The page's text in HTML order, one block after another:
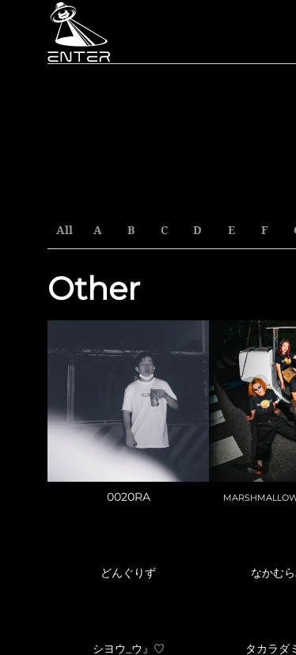
All A B C D E F
Other
0020RA
どんぐりず なかむ
シヨウ_ウ』♡ タカラダ